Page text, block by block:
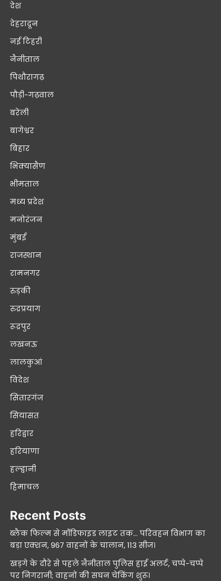
देश
देहरादून
नई टिहरी
नैनीताल
पिथौरागढ़
पौड़ी-गढ़वाल
बरेली
बागेश्वर
बिहार
भिक्यासैण
भीमताल
मध्य प्रदेश
मनोरंजन
मुंबई
राजस्थान
रामनगर
रुड़की
रुद्रप्रयाग
रूद्रपुर
लखनऊ
लालकुआं
विदेश
सितारगंज
सियासत
हरिद्वार
हरियाणा
हल्द्वानी
हिमाचल
Recent Posts
ब्लैक फिल्म से मॉडिफाइड लाइट तक… परिवहन विभाग का
बड़ा एक्शन, 967 वाहनों के चालान, 113 सीज।
खड़गे के दौरे से पहले नैनीताल पुलिस हाई अलर्ट, चप्पे-चप्पे
पर निगरानी; वाहनों की सघन चेकिंग शुरू।